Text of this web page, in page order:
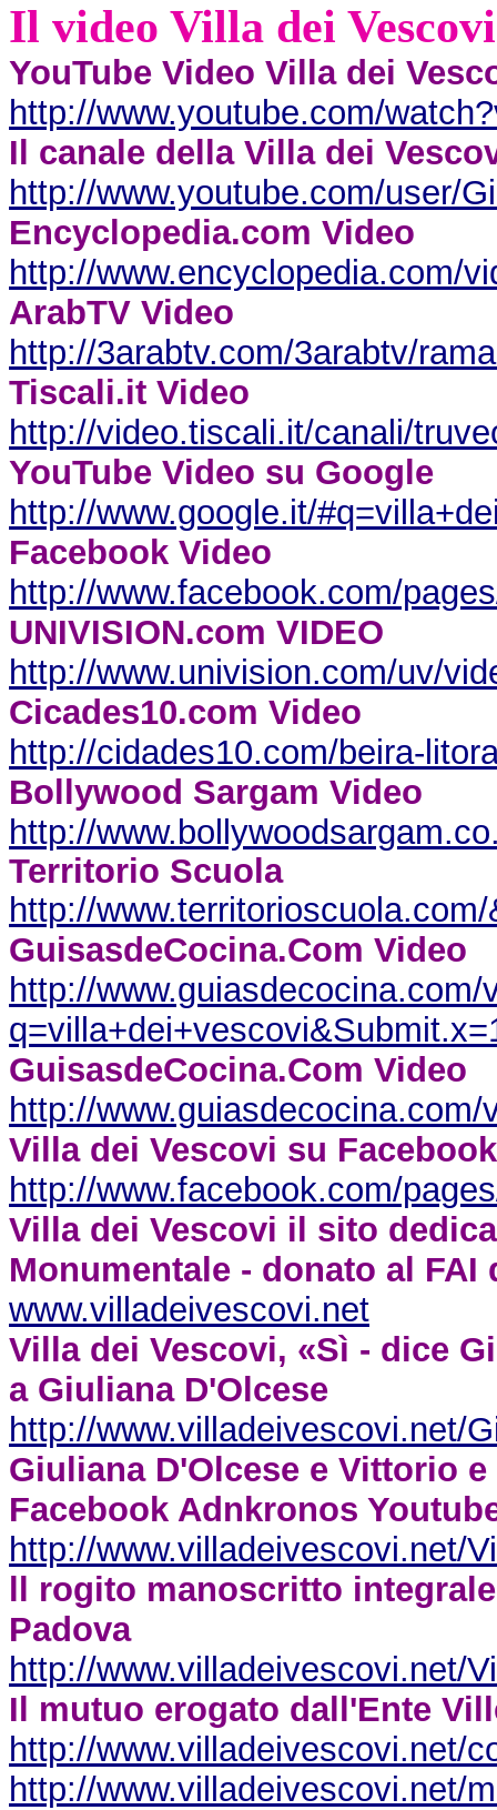
Il video Villa dei
YouTube Video Villa dei
http://www.youtube.com/
Il canale della Villa dei
http://www.youtube.com/user/
Encyclopedia.com Video
http://www.encyclopedia.com/
ArabTV Video
http://3arabtv.com/3arabtv/
Tiscali.it Video
http://video.tiscali.it/canali/
YouTube Video su Google
http://www.google.it/
Facebook Video
http://www.facebook.com/
UNIVISION.com VIDEO
http://www.univision.com/uv/
Cicades10.com Video
http://cidades10.com/beira-
Bollywood Sargam Video
http://
Territorio Scuola
http://
GuisasdeCocina.Com Video
http://
GuisasdeCocina.Com Video
http://
Villa dei Vescovi su Facebook
http://www.facebook.com/
Villa dei Vescovi il sito
Monumentale - donato al FAI
www.villadeivescovi.net
Villa dei Vescovi, «Sì - dice
a Giuliana D'Olcese
http://www.villadeivescovi.net/
Giuliana D'Olcese e Vittorio
Facebook Adnkronos
http://www.villadeivescovi.net/
ll rogito manoscritto
Padova
http://www.villadeivescovi.net/
Il mutuo erogato dall'Ente
http://www.villadeivescovi.net/
http://www.villadeivescovi.net/